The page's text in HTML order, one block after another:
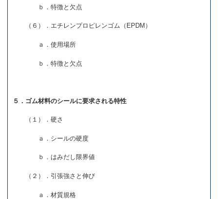
ｂ．特徴と欠点
（６）．エチレンプロピレンゴム（EPDM）
ａ．使用場所
ｂ．特徴と欠点
５．ゴム材料のシールに要求される特性
（１）．硬さ
ａ．シールの硬度
ｂ．はみだし限界値
（２）．引張強さと伸び
ａ．材質規格